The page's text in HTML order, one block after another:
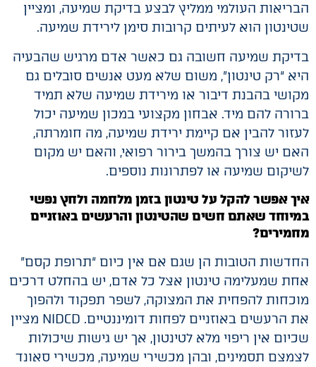
הבריאות העולמי ממליץ לבצע בדיקת שמיעה, ומציין
שטינטון הוא לעיתים קרובות סימן לירידת שמיעה.
בדיקת שמיעה חשובה גם כאשר אדם מרגיש שהבעיה
היא “רק טינטון”, משום שלא מעט אנשים סובלים גם
מקושי בהבנת דיבור או מירידת שמיעה שלא תמיד
ברורה להם מיד. אבחון מקצועי במכון שמיעה יכול
לעזור להבין אם קיימת ירידת שמיעה, מה חומרתה,
האם יש צורך בהמשך בירור רפואי, והאם יש מקום
לשיקום שמיעה או לפתרונות נוספים.
איך אפשר להקל על טינטון בזמן מלחמה ולחץ נפשי
במיוחד שאתם חשים שהטינטון והרעשים באוזניים
מחמירים?
החדשות הטובות הן שגם אם אין כיום “תרופת קסם”
אחת שמעלימה טינטון אצל כל אדם, יש בהחלט דרכים
מוכחות להפחית את המצוקה, לשפר תפקוד ולהפוך
את הרעשים באוזניים לפחות דומיננטיים. NIDCD מציין
שכיום אין ריפוי מלא לטינטון, אך יש גישות שיכולות
לצמצם תסמינים, ובהן מכשירי שמיעה, מכשירי סאונד